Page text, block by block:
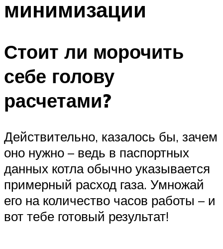
минимизации
Стоит ли морочить
себе голову
расчетами?
Действительно, казалось бы, зачем
оно нужно – ведь в паспортных
данных котла обычно указывается
примерный расход газа. Умножай
его на количество часов работы – и
вот тебе готовый результат!